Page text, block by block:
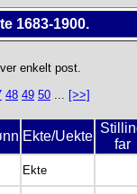
1683-1900.
enkelt post.
48 49 50 ... [>>]
Ekte/Uekte
far
Ekte